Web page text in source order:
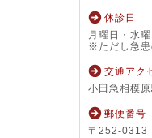
休診日
月曜日・水曜
※ただし急患
交通アク
小田急相模
郵便番号
〒252-0313